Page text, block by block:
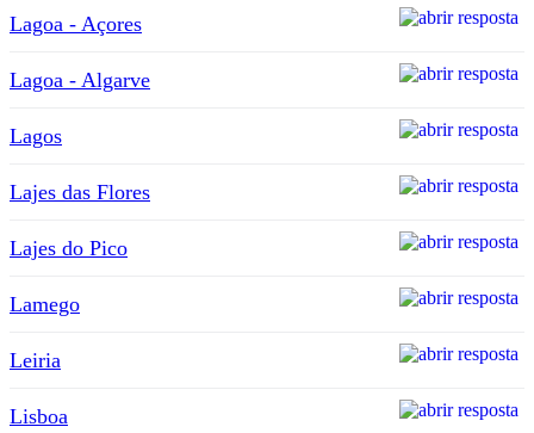
Lagoa - Açores
Lagoa - Algarve
Lagos
Lajes das Flores
Lajes do Pico
Lamego
Leiria
Lisboa